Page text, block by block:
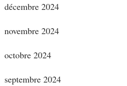
décembre 2024
novembre 2024
octobre 2024
septembre 2024